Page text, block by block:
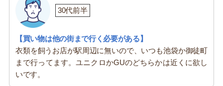
30代前半
【買い物は他の街まで行く必要がある】
衣類を飼うお店が駅周辺に無いので、いつも池袋か御徒町
まで行ってます。ユニクロかGUのどちらかは近くに欲し
いです。